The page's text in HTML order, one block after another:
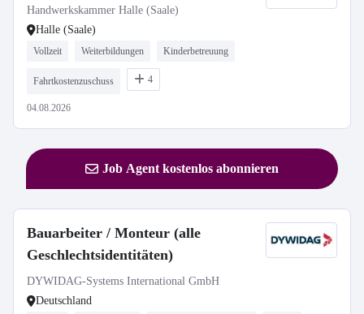
Handwerkskammer Halle (Saale)
Halle (Saale)
Vollzeit Weiterbildungen Kinderbetreuung
Fahrtkostenzuschuss 4
04.08.2026
Job Agent kostenlos abonnieren
Bauarbeiter / Monteur (alle
Geschlechtsidentitäten)
DYWIDAG-Systems International GmbH
Deutschland